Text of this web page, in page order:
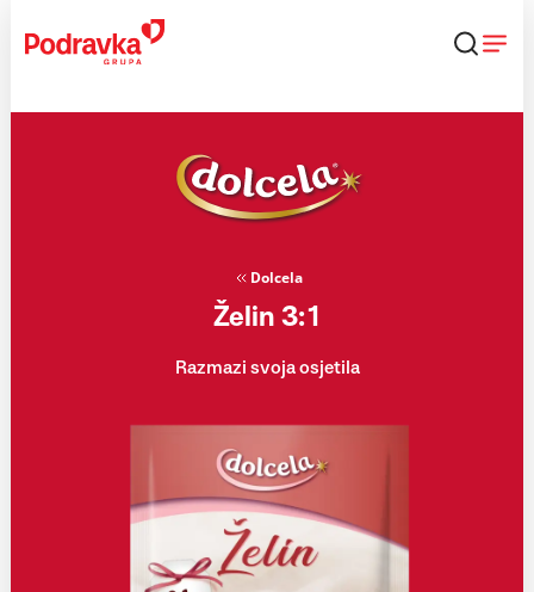
content
Dolcela
Želin 3:1
Razmazi svoja osjetila